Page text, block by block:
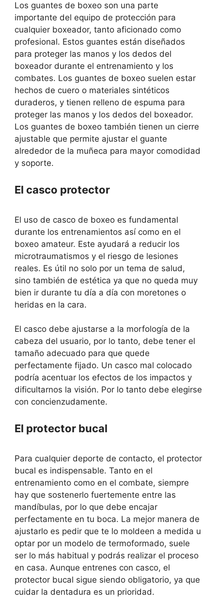
Los guantes de boxeo son una parte
importante del equipo de protección para
cualquier boxeador, tanto aficionado como
profesional. Estos guantes están diseñados
para proteger las manos y los dedos del
boxeador durante el entrenamiento y los
combates. Los guantes de boxeo suelen estar
hechos de cuero o materiales sintéticos
duraderos, y tienen relleno de espuma para
proteger las manos y los dedos del boxeador.
Los guantes de boxeo también tienen un cierre
ajustable que permite ajustar el guante
alrededor de la muñeca para mayor comodidad
y soporte.
El casco protector
El uso de casco de boxeo es fundamental
durante los entrenamientos así como en el
boxeo amateur. Este ayudará a reducir los
microtraumatismos y el riesgo de lesiones
reales. Es útil no solo por un tema de salud,
sino también de estética ya que no queda muy
bien ir durante tu día a día con moretones o
heridas en la cara.
El casco debe ajustarse a la morfología de la
cabeza del usuario, por lo tanto, debe tener el
tamaño adecuado para que quede
perfectamente fijado. Un casco mal colocado
podría acentuar los efectos de los impactos y
dificultarnos la visión. Por lo tanto debe elegirse
con concienzudamente.
El protector bucal
Para cualquier deporte de contacto, el protector
bucal es indispensable. Tanto en el
entrenamiento como en el combate, siempre
hay que sostenerlo fuertemente entre las
mandíbulas, por lo que debe encajar
perfectamente en tu boca. La mejor manera de
ajustarlo es pedir que te lo moldeen a medida u
optar por un modelo de termoformado, suele
ser lo más habitual y podrás realizar el proceso
en casa. Aunque entrenes con casco, el
protector bucal sigue siendo obligatorio, ya que
cuidar la dentadura es un prioridad.